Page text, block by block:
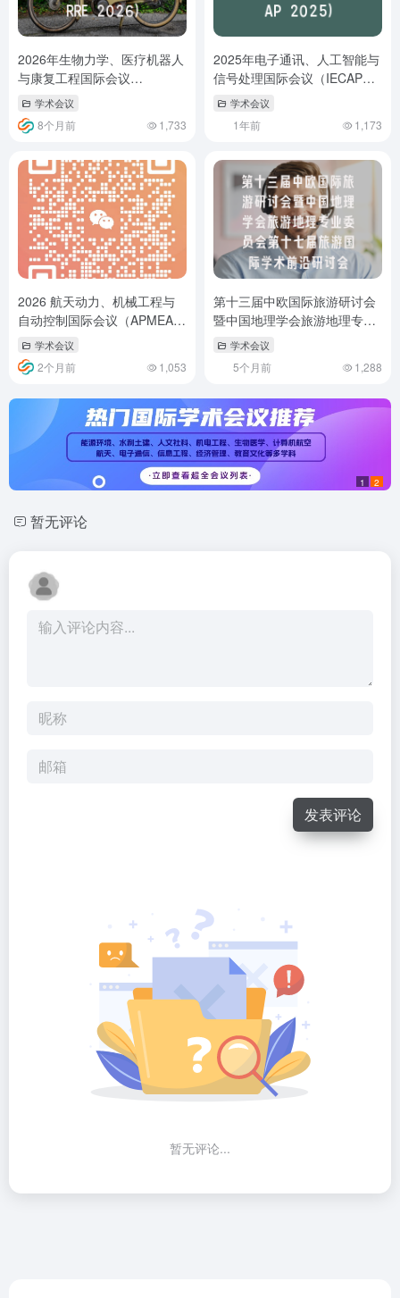
2026年生物力学、医疗机器人
与康复工程国际会议
（BMRRE 2026）
学术会议
8个月前 1,733
2025年电子通讯、人工智能与
信号处理国际会议（IECAP
2025）
学术会议
1年前 1,173
2026 航天动力、机械工程与
自动控制国际会议（APMEAC
2026）
学术会议
2个月前 1,053
第十三届中欧国际旅游研讨会
暨中国地理学会旅游地理专业
委员会第十七届旅游国际学术
前沿研讨会
学术会议
5个月前 1,288
1 2
暂无评论
发表评论
暂无评论...